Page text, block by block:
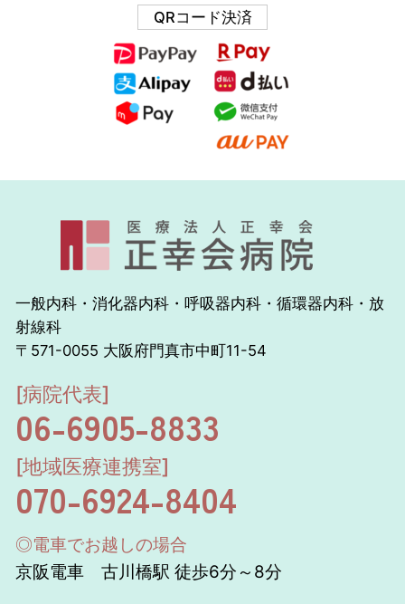
QRコード決済
一般内科・消化器内科・呼吸器内科・循環器内科・放
射線科
〒571-0055 大阪府門真市中町11-54
[病院代表]
06-6905-8833
[地域医療連携室]
070-6924-8404
◎電車でお越しの場合
京阪電車 古川橋駅 徒歩6分～8分